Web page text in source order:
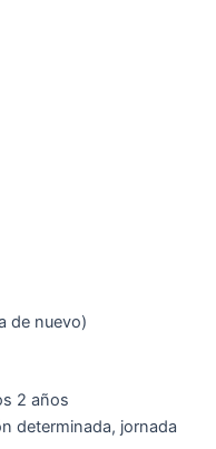
de nuevo)
2 años
determinada, jornada